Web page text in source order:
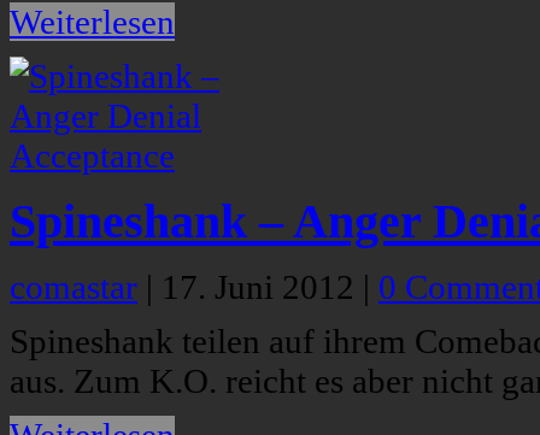
Weiterlesen
Spineshank – Anger
comastar | 17. Juni 2012 | 0
Spineshank teilen auf ihrem
aus. Zum K.O. reicht es aber nicht